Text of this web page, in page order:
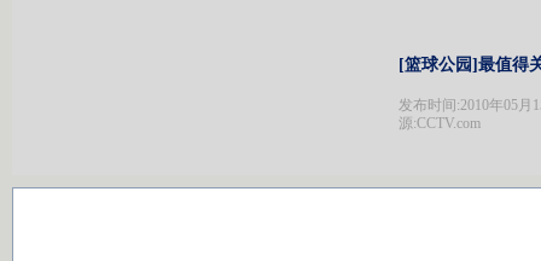
[篮球公园]最值得
发布时间:2010年05月
源:CCTV.com